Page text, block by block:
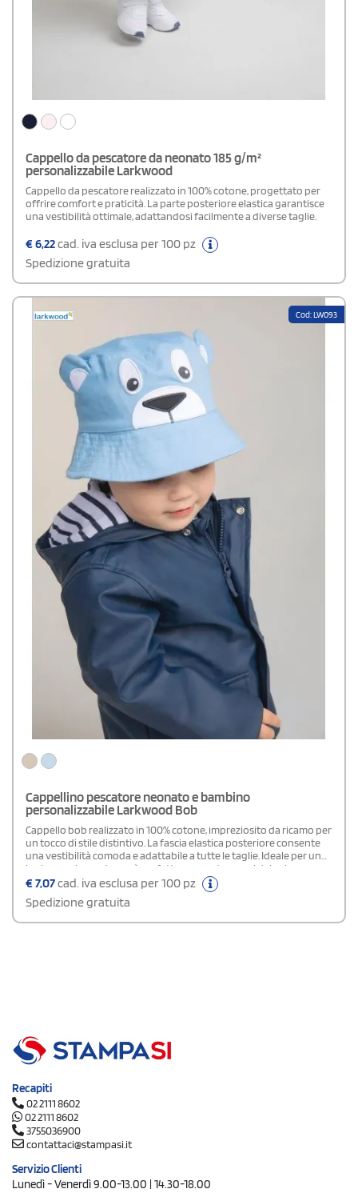
Cappello da pescatore da neonato 185 g/m²
personalizzabile Larkwood
Cappello da pescatore realizzato in 100% cotone, progettato per
offrire comfort e praticità. La parte posteriore elastica garantisce
una vestibilità ottimale, adattandosi facilmente a diverse taglie.
€6,22cad. iva esclusa per 100 pz
Spedizione gratuita
Cod: LW093
Cappellino pescatore neonato e bambino
personalizzabile Larkwood Bob
Cappello bob realizzato in 100% cotone, impreziosito da ricamo per
un tocco di stile distintivo. La fascia elastica posteriore consente
una vestibilità comoda e adattabile a tutte le taglie. Ideale per un
look casual e moderno, è perfetto per proteggersi dal sole
mantenendo comfort e praticità durante tutta la giornata
€7,07cad. iva esclusa per 100 pz
Spedizione gratuita
Recapiti
02 2111 8602
02 2111 8602
3755036900
contattaci@stampasi.it
Servizio Clienti
Lunedì - Venerdì 9.00-13.00 | 14.30-18.00